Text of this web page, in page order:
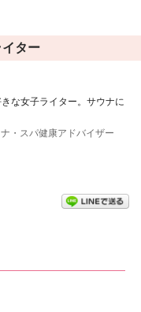
ター
な女子ライター。サウナに
・スパ健康アドバイザー